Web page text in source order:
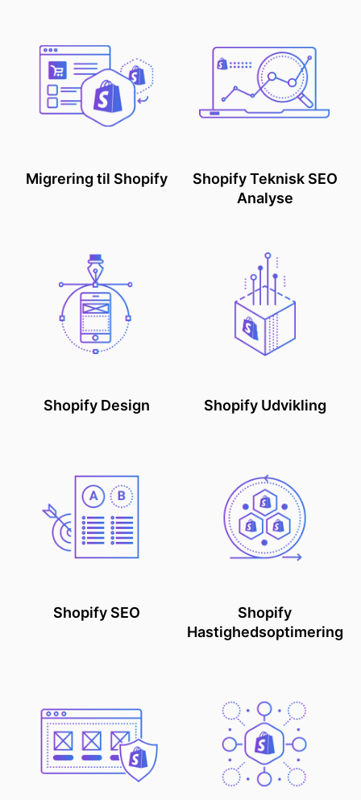
Migrering til Shopify
Shopify Teknisk SEO
Analyse
Shopify Design Shopify Udvikling
Shopify SEO
Shopify
Hastighedsoptimering